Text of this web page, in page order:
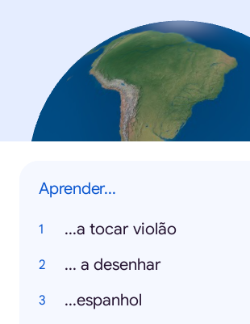
Aprender...
...a tocar violão
... a desenhar
...espanhol